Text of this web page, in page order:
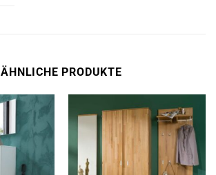
ÄHNLICHE PRODUKTE